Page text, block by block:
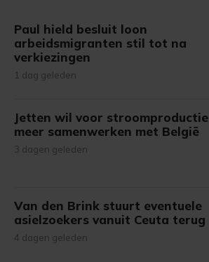
Paul hield besluit loon
arbeidsmigranten stil tot na
verkiezingen
1 dag geleden
Jetten wil voor stroomproductie
meer samenwerken met België
3 dagen geleden
Van den Brink stuurt eventuele
asielzoekers vanuit Ceuta terug
4 dagen geleden